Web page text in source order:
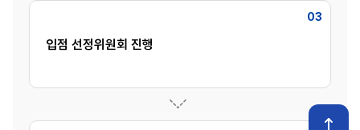
03
입점 선정위원회 진행